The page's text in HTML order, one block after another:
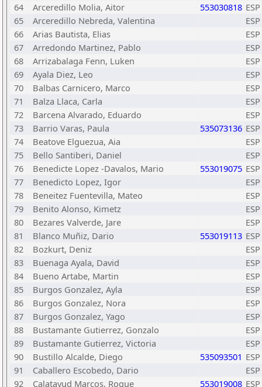
64
Arceredillo Molia, Aitor 553030818 ESP
65
Arceredillo Nebreda, Valentina
ESP
66
Arias Bautista, Elias
ESP
67
Arredondo Martinez, Pablo
ESP
68
Arrizabalaga Fenn, Luken
ESP
69
Ayala Diez, Leo
ESP
70
Balbas Carnicero, Marco
ESP
71
Balza Llaca, Carla
ESP
72
Barcena Alvarado, Eduardo
ESP
73
Barrio Varas, Paula 535073136 ESP
74
Beatove Elguezua, Aia
ESP
75
Bello Santiberi, Daniel
ESP
76
Benedicte Lopez -Davalos, Mario 553019075 ESP
77
Benedicto Lopez, Igor
ESP
78
Beneitez Fuentevilla, Mateo
ESP
79
Benito Alonso, Kimetz
ESP
80
Bezares Valverde, Jare
ESP
81
Blanco Muñiz, Dario 553019113 ESP
82
Bozkurt, Deniz
ESP
83
Buenaga Ayala, David
ESP
84
Bueno Artabe, Martin
ESP
85
Burgos Gonzalez, Ayla
ESP
86
Burgos Gonzalez, Nora
ESP
87
Burgos Gonzalez, Yago
ESP
88
Bustamante Gutierrez, Gonzalo
ESP
89
Bustamante Gutierrez, Victoria
ESP
90
Bustillo Alcalde, Diego 535093501 ESP
91
Caballero Escobedo, Dario
ESP
92
Calatayud Marcos, Roque 553019008 ESP